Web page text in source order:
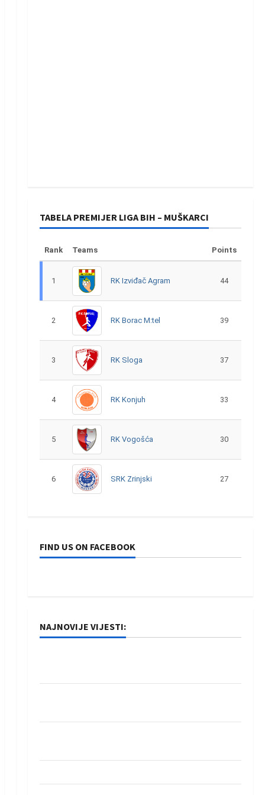
TABELA PREMIJER LIGA BIH – MUŠKARCI
Rank Teams Points
1 RK Izviđač Agram 44
2 RK Borac M:tel 39
3 RK Sloga 37
4 RK Konjuh 33
5 RK Vogošća 30
6 SRK Zrinjski 27
FIND US ON FACEBOOK
NAJNOVIJE VIJESTI: